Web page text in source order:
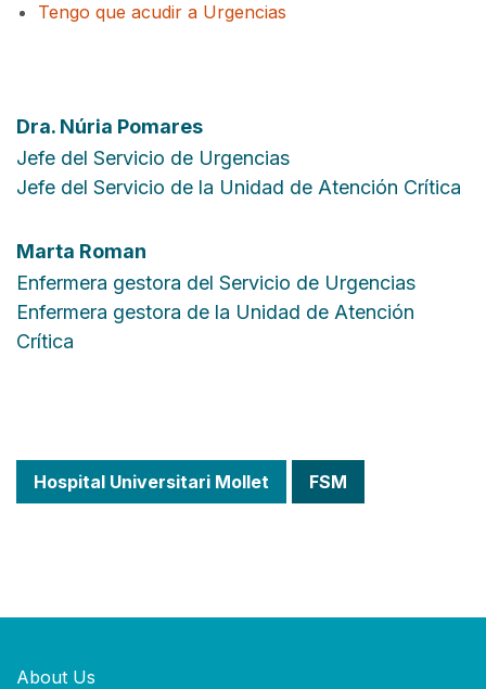
Tengo que acudir a Urgencias
Dra. Núria Pomares
Jefe del Servicio de Urgencias
Jefe del Servicio de la Unidad de Atención Crítica
Marta Roman
Enfermera gestora del Servicio de Urgencias
Enfermera gestora de la Unidad de Atención
Crítica
Hospital Universitari Mollet FSM
About Us